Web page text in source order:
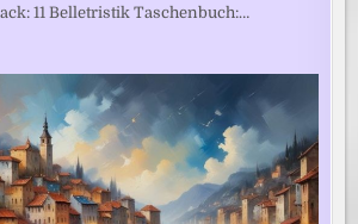
11 Belletristik Taschenbuch:…